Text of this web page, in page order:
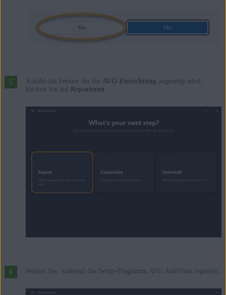
Sobald das Fenster für die AVG-Einrichtung angezeigt wird,
klicken Sie auf
Reparieren
Warten Sie, während das Setup-Programm AVG AntiVirus repariert.